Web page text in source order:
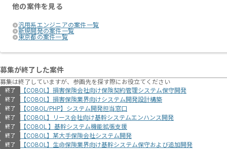
他の案件を見る
汎用系エンジニアの案件一覧
新規開発の案件一覧
東京都の案件一覧
募集が終了した案件
募集は終了していますが、参画先を探す際にお役立てください
終了 【COBOL】損害保険会社向け保険契約管理システム保守開発
終了 【COBOL】損害保険業界向けシステム開発設計構築
終了 【COBOL/PHP】システム開発担当窓口
終了 【COBOL】リース会社向け基幹システムエンハンス開発
終了 【COBOL 】基幹システム機能拡張支援
終了 【COBOL】某大手保険会社システム開発
終了 【COBOL】生命保険業界向け基幹システム保守および追加開発